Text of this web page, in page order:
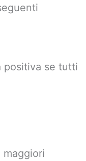
positiva se tutti
maggiori